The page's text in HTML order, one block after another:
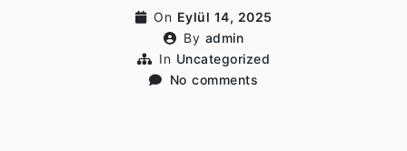
On Eylül 14, 2025
By admin
In Uncategorized
No comments